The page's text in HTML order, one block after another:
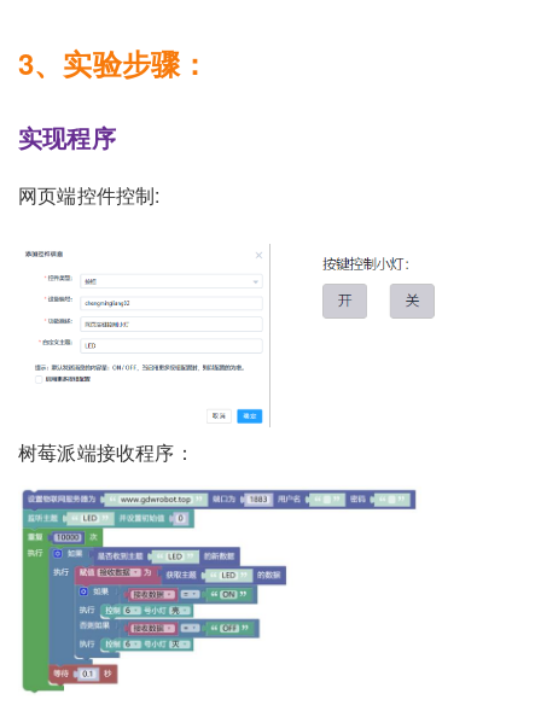
3、实验步骤：
实现程序
网页端控件控制:
树莓派端接收程序：